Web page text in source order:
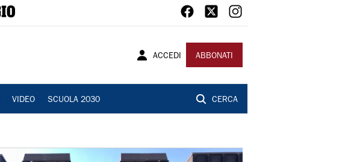
ACCEDI ABBONATI
VIDEO SCUOLA 2030 CERCA